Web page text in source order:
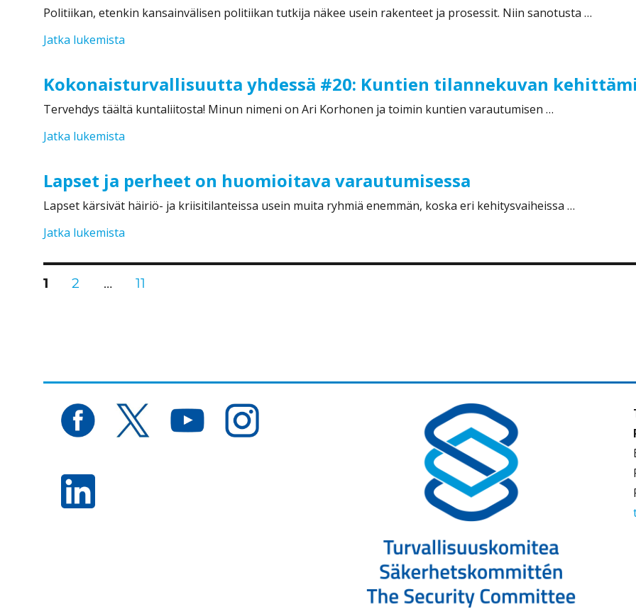
Politiikan, etenkin kansainvälisen politiikan tutkija näkee usein rakenteet ja prosessit. Niin sanotusta …
Jatka lukemista
Kokonaisturvallisuutta yhdessä #20: Kuntien tilannekuvan
Tervehdys täältä kuntaliitosta! Minun nimeni on Ari Korhonen ja toimin kuntien varautumisen …
Jatka lukemista
Lapset ja perheet on huomioitava varautumisessa
Lapset kärsivät häiriö- ja kriisitilanteissa usein muita ryhmiä enemmän, koska eri kehitysvaiheissa …
Jatka lukemista
Artikkelien
SIVU
1 SIVU
2 … SIVU
11